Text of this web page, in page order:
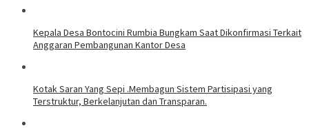
Kepala Desa Bontocini Rumbia Bungkam Saat Dikonfirmasi Terkait
Anggaran Pembangunan Kantor Desa
Kotak Saran Yang Sepi .Membagun Sistem Partisipasi yang
Terstruktur, Berkelanjutan dan Transparan.